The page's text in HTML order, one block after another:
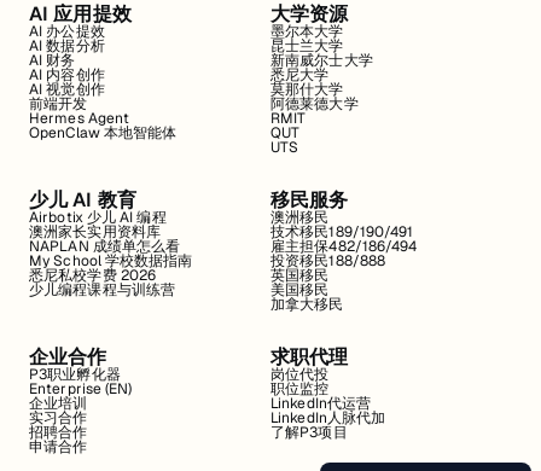
AI 应用提效
AI 办公提效
AI 数据分析
AI 财务
AI 内容创作
AI 视觉创作
前端开发
Hermes Agent
OpenClaw 本地智能体
大学资源
墨尔本大学
昆士兰大学
新南威尔士大学
悉尼大学
莫那什大学
阿德莱德大学
RMIT
QUT
UTS
少儿 AI 教育
Airbotix 少儿 AI 编程
澳洲家长实用资料库
NAPLAN 成绩单怎么看
My School 学校数据指南
悉尼私校学费 2026
少儿编程课程与训练营
移民服务
澳洲移民
技术移民189/190/491
雇主担保482/186/494
投资移民188/888
英国移民
美国移民
加拿大移民
企业合作
P3职业孵化器
Enterprise (EN)
企业培训
实习合作
招聘合作
申请合作
求职代理
岗位代投
职位监控
LinkedIn代运营
LinkedIn人脉代加
了解P3项目